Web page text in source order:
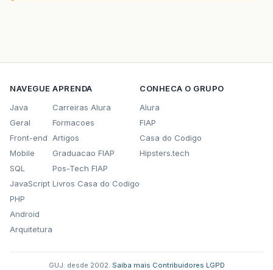
NAVEGUE
Java
Geral
Front-end
Mobile
SQL
JavaScript
PHP
Android
Arquitetura
APRENDA
Carreiras Alura
Formacoes
Artigos
Graduacao FIAP
Pos-Tech FIAP
Livros Casa do Codigo
CONHECA O GRUPO
Alura
FIAP
Casa do Codigo
Hipsters.tech
GUJ: desde 2002. Saiba mais Contribuidores LGPD